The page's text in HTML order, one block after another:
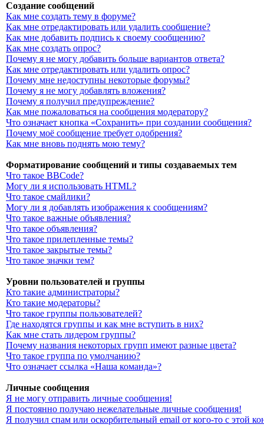
Создание сообщений
Как мне создать тему в форуме?
Как мне отредактировать или удалить сообщение?
Как мне добавить подпись к своему сообщению?
Как мне создать опрос?
Почему я не могу добавить больше вариантов ответа?
Как мне отредактировать или удалить опрос?
Почему мне недоступны некоторые форумы?
Почему я не могу добавлять вложения?
Почему я получил предупреждение?
Как мне пожаловаться на сообщения модератору?
Что означает кнопка «Сохранить» при создании сообщения?
Почему моё сообщение требует одобрения?
Как мне вновь поднять мою тему?
Форматирование сообщений и типы создаваемых тем
Что такое BBCode?
Могу ли я использовать HTML?
Что такое смайлики?
Могу ли я добавлять изображения к сообщениям?
Что такое важные объявления?
Что такое объявления?
Что такое прилепленные темы?
Что такое закрытые темы?
Что такое значки тем?
Уровни пользователей и группы
Кто такие администраторы?
Кто такие модераторы?
Что такое группы пользователей?
Где находятся группы и как мне вступить в них?
Как мне стать лидером группы?
Почему названия некоторых групп имеют разные цвета?
Что такое группа по умолчанию?
Что означает ссылка «Наша команда»?
Личные сообщения
Я не могу отправить личные сообщения!
Я постоянно получаю нежелательные личные сообщения!
Я получил спам или оскорбительный email от кого-то с этой